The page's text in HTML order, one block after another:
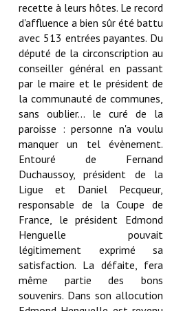
encombrants
recette à leurs hôtes. Le record
d'affluence a bien sûr été battu
avec 513 entrées payantes. Du
député de la circonscription au
conseiller général en passant
par le maire et le président de
la communauté de communes,
sans oublier... le curé de la
paroisse : personne n'a voulu
manquer un tel évènement.
Entouré de Fernand
Duchaussoy, président de la
Ligue et Daniel Pecqueur,
responsable de la Coupe de
France, le président Edmond
Henguelle pouvait
légitimement exprimé sa
satisfaction. La défaite, fera
même partie des bons
souvenirs. Dans son allocution